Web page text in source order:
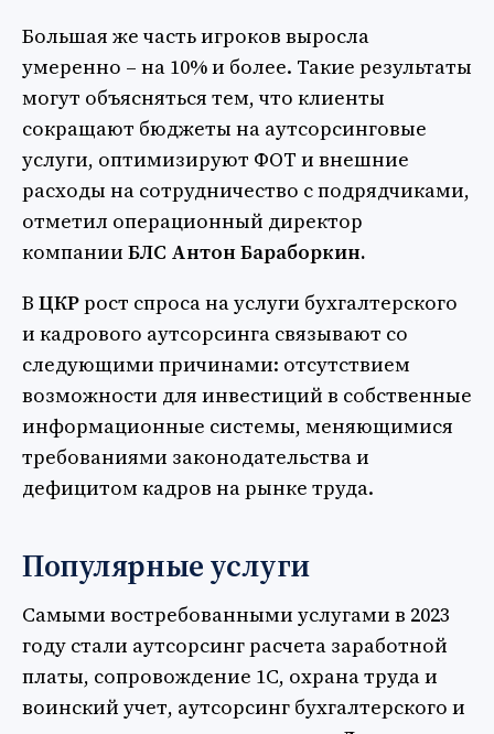
Большая же часть игроков выросла
умеренно – на 10% и более. Такие результаты
могут объясняться тем, что клиенты
сокращают бюджеты на аутсорсинговые
услуги, оптимизируют ФОТ и внешние
расходы на сотрудничество с подрядчиками,
отметил операционный директор
компании БЛС Антон Бараборкин.
В ЦКРрост спроса на услуги бухгалтерского
и кадрового аутсорсинга связывают со
следующими причинами: отсутствием
возможности для инвестиций в собственные
информационные системы, меняющимися
требованиями законодательства и
дефицитом кадров на рынке труда.
Популярные услуги
Самыми востребованными услугами в 2023
году стали аутсорсинг расчета заработной
платы, сопровождение 1С, охрана труда и
воинский учет, аутсорсинг бухгалтерского и